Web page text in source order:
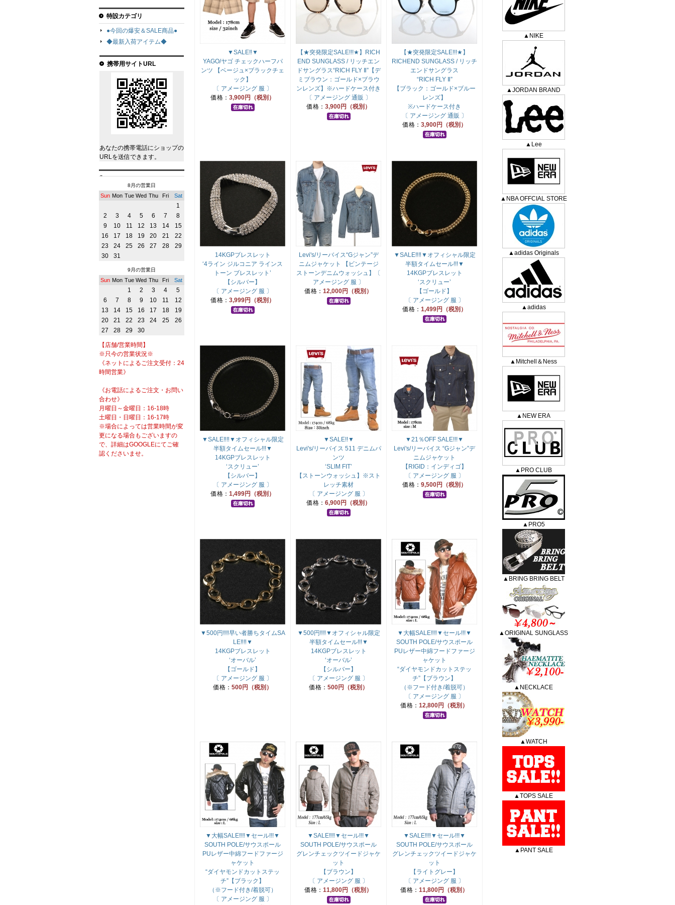
▼SALE‼▼
YAGO/ヤゴ チェックハーフパ
ンツ 【ベージュ×ブラックチェ
ック】
〔 アメージング 服 〕
価格： 3,900円（税別）
【★突発限定SALE!!!★】RICH
END SUNGLASS / リッチエン
ドサングラス“RICH FLY Ⅱ”【デ
ミブラウン：ゴールド×ブラウ
ンレンズ】※ハードケース付き
〔 アメージング 通販 〕
価格： 3,900円（税別）
【★突発限定SALE!!!★】
RICHEND SUNGLASS / リッチ
エンドサングラス
“RICH FLY Ⅱ”
【ブラック：ゴールド×ブルー
レンズ】
※ハードケース付き
〔 アメージング 通販 〕
価格： 3,900円（税別）
14KGPブレスレット
‘4ライン ジルコニア ラインス
トーン ブレスレット’
【シルバー】
〔 アメージング 服 〕
価格： 3,999円（税別）
Levi's/リーバイス“Gジャン”デ
ニムジャケット 【ビンテージ
ストーンデニムウォッシュ】〔
アメージング 服 〕
価格： 12,000円（税別）
▼SALE‼‼▼オフィシャル限定
半額タイムセール!!!▼
14KGPブレスレット
‘スクリュー’
【ゴールド】
〔 アメージング 服 〕
価格： 1,499円（税別）
▼SALE‼‼▼オフィシャル限定
半額タイムセール!!!▼
14KGPブレスレット
‘スクリュー’
【シルバー】
〔 アメージング 服 〕
価格： 1,499円（税別）
▼SALE!!▼
Levi's/リーバイス 511 デニムパ
ンツ
‘SLIM FIT’
【ストーンウォッシュ】※スト
レッチ素材
〔 アメージング 服 〕
価格： 6,900円（税別）
▼21％OFF SALE!!!▼
Levi's/リーバイス “Gジャン”デ
ニムジャケット
【RIGID：インディゴ】
〔 アメージング 服 〕
価格： 9,500円（税別）
▼500円‼‼早い者勝ちタイムSA
LE‼‼▼
14KGPブレスレット
‘オーバル’
【ゴールド】
〔 アメージング 服 〕
価格： 500円（税別）
▼500円‼‼▼オフィシャル限定
半額タイムセール!!!▼
14KGPブレスレット
‘オーバル’
【シルバー】
〔 アメージング 服 〕
価格： 500円（税別）
▼大幅SALE‼‼▼セール!!!▼
SOUTH POLE/サウスポール
PUレザー中綿フードファージ
ャケット
“ダイヤモンドカットステッ
チ”【ブラウン】
（※フード付き/着脱可）
〔 アメージング 服 〕
価格： 12,800円（税別）
▼大幅SALE‼‼▼セール!!!▼
SOUTH POLE/サウスポール
PUレザー中綿フードファージ
ャケット
“ダイヤモンドカットステッ
チ”【ブラック】
（※フード付き/着脱可）
〔 アメージング 服 〕
▼SALE‼‼▼セール!!!▼
SOUTH POLE/サウスポール
グレンチェックツイードジャケ
ット
【ブラウン】
〔 アメージング 服 〕
価格： 11,800円（税別）
▼SALE‼‼▼セール!!!▼
SOUTH POLE/サウスポール
グレンチェックツイードジャケ
ット
【ライトグレー】
〔 アメージング 服 〕
価格： 11,800円（税別）
特設カテゴリ
●今回の爆安＆SALE商品●
◆最新入荷アイテム◆
携帯用サイトURL
あなたの携帯電話にショップの
URLを送信できます。
8月の営業日
Sun Mon Tue Wed Thu Fri Sat
1
2
3 4 5 6 7
8
9
10 11 12 13 14
15
16
17 18 19 20 21
22
23
24 25 26 27 28
29
30
31
9月の営業日
Sun Mon Tue Wed Thu Fri Sat
1 2 3 4
5
6
7 8 9 10 11
12
13
14 15 16 17 18
19
20
21 22 23 24 25
26
27
28 29 30
【店舗/営業時間】
※只今の営業状況※
《ネットによるご注文受付：24
時間営業》
《お電話によるご注文・お問い
合わせ》
月曜日～金曜日：16-18時
土曜日・日曜日：16-17時
※場合によっては営業時間が変
更になる場合もございますの
で、詳細はGOOGLEにてご確
認くださいませ。
▲NIKE
▲JORDAN BRAND
▲Lee
▲NBA OFFCIAL STORE
▲adidas Originals
▲adidas
▲Mitchell＆Ness
▲NEW ERA
▲PRO CLUB
▲PRO5
▲BRING BRING BELT
▲ORIGINAL SUNGLASS
▲NECKLACE
▲WATCH
▲TOPS SALE
▲PANT SALE